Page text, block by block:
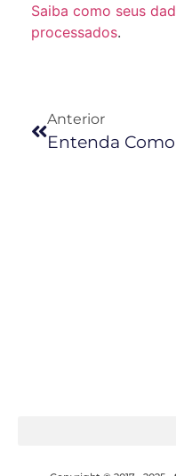
Saiba como seus
processados.
Anterior